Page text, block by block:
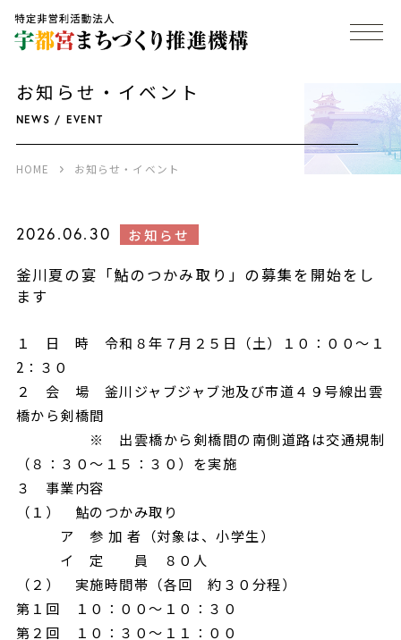
お知らせ・イベント
NEWS / EVENT
HOME お知らせ・イベント
2026.06.30 お知らせ
釜川夏の宴「鮎のつかみ取り」の募集を開始をし
ます
１ 日 時 令和８年７月２５日（土）１０：００～１
2：３０
２ 会 場 釜川ジャブジャブ池及び市道４９号線出雲
橋から剣橋間
※ 出雲橋から剣橋間の南側道路は交通規制
（８：３０～１５：３０）を実施
３ 事業内容
（１） 鮎のつかみ取り
ア 参 加 者（対象は、小学生）
イ 定 員 ８０人
（２） 実施時間帯（各回 約３０分程）
第１回 １０：００～１０：３０
第２回 １０：３０～１１：００